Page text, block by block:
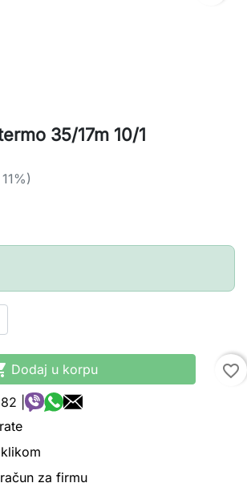
35/17m 10/1
Dodaj u korpu
favorite_border
|
za firmu